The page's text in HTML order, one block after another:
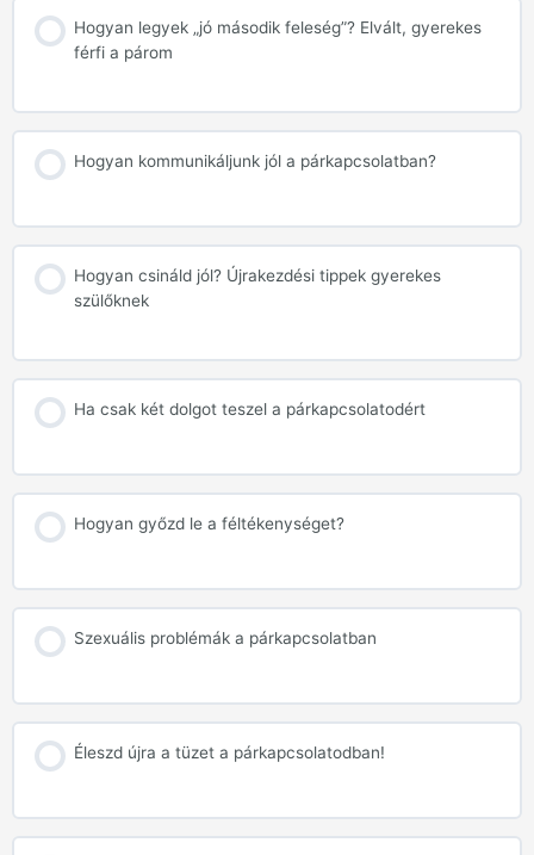
Hogyan legyek „jó második feleség”? Elvált, gyerekes
férfi a párom
Hogyan kommunikáljunk jól a párkapcsolatban?
Hogyan csináld jól? Újrakezdési tippek gyerekes
szülőknek
Ha csak két dolgot teszel a párkapcsolatodért
Hogyan győzd le a féltékenységet?
Szexuális problémák a párkapcsolatban
Éleszd újra a tüzet a párkapcsolatodban!